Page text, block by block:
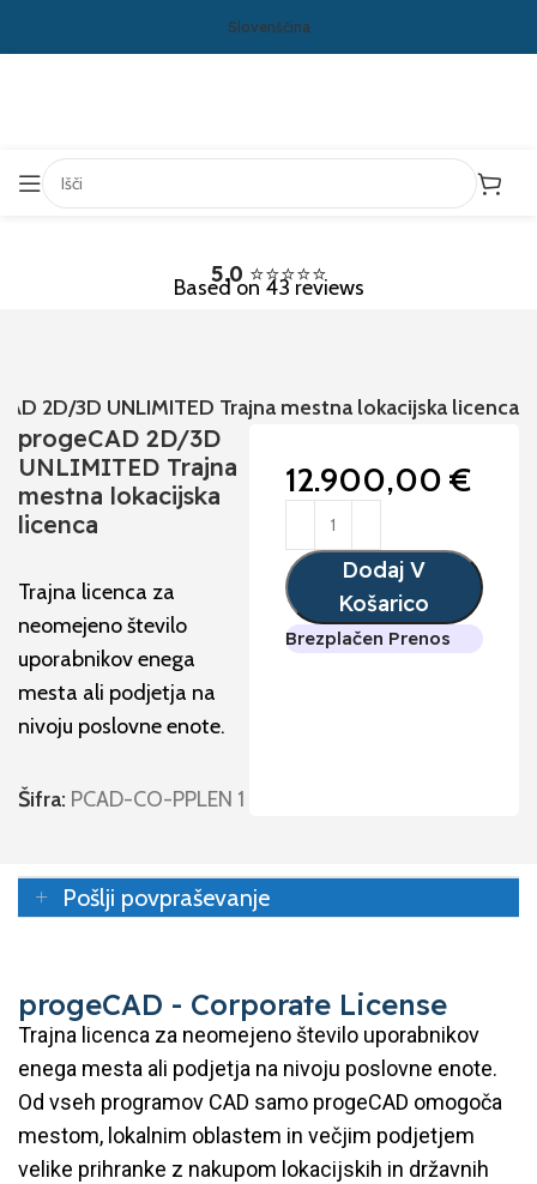
Slovenščina
5.0 ⭐⭐⭐⭐⭐
Based on 43 reviews
2D/3D UNLIMITED Trajna mestna lokacijska licenca
progeCAD 2D/3D
UNLIMITED Trajna
mestna lokacijska
licenca
Trajna licenca za
neomejeno število
uporabnikov enega
mesta ali podjetja na
nivoju poslovne enote.
Šifra: PCAD-CO-PPLEN 1
12.900,00 €
Dodaj V
Košarico
Brezplačen Prenos
Pošlji povpraševanje
progeCAD - Corporate License
Trajna licenca za neomejeno število uporabnikov
enega mesta ali podjetja na nivoju poslovne enote.
Od vseh programov CAD samo progeCAD omogoča
mestom, lokalnim oblastem in večjim podjetjem
velike prihranke z nakupom lokacijskih in državnih